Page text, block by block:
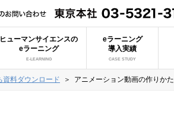
ヒューマンサイエンスの
eラーニング
E-LEARNING
eラーニング
導入実績
CASE STUDY
資料ダウンロード ＞ アニメーション動画の作りかた